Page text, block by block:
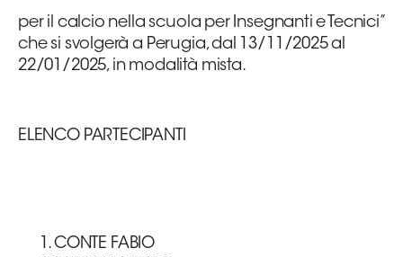
partner
delle
per il calcio nella scuola per Insegnanti e Tecnici”
che si svolgerà a Perugia, dal 13/11/2025 al
22/01/2025, in modalità mista.
ELENCO PARTECIPANTI
CONTE FABIO